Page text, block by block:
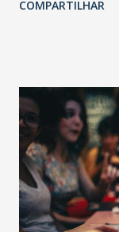
COMPARTILHAR